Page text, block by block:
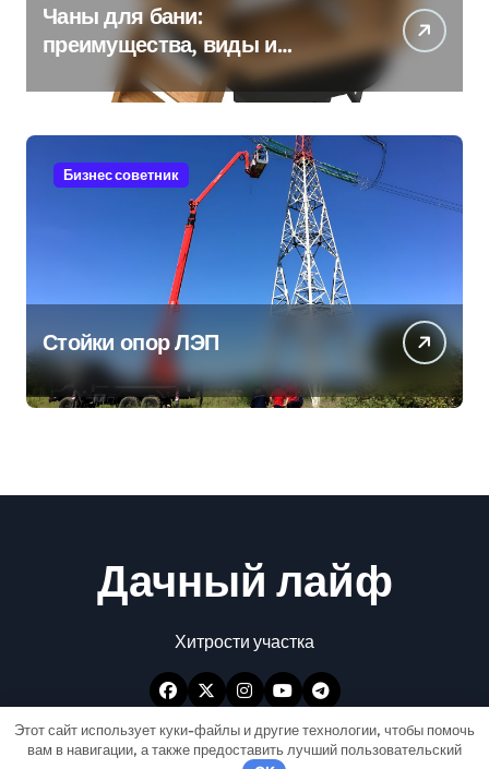
Чаны для бани:
преимущества, виды и
особенности использования
Бизнес советник
Стойки опор ЛЭП
Дачный лайф
Хитрости участка
Этот сайт использует куки-файлы и другие технологии, чтобы помочь
вам в навигации, а также предоставить лучший пользовательский